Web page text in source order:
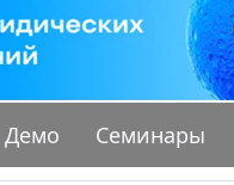
Демо Семинары